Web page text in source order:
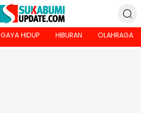
GAYA HIDUP HIBURAN OLAHRAGA